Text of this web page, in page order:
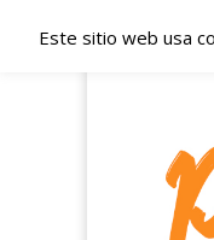
Blog
Este sitio web usa